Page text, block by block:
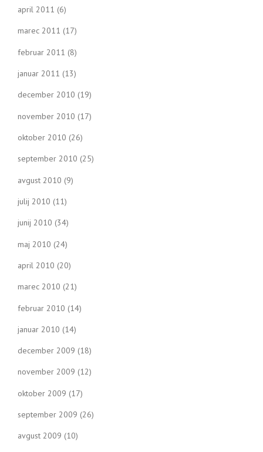
april 2011 (6)
marec 2011 (17)
februar 2011 (8)
januar 2011 (13)
december 2010 (19)
november 2010 (17)
oktober 2010 (26)
september 2010 (25)
avgust 2010 (9)
julij 2010 (11)
junij 2010 (34)
maj 2010 (24)
april 2010 (20)
marec 2010 (21)
februar 2010 (14)
januar 2010 (14)
december 2009 (18)
november 2009 (12)
oktober 2009 (17)
september 2009 (26)
avgust 2009 (10)